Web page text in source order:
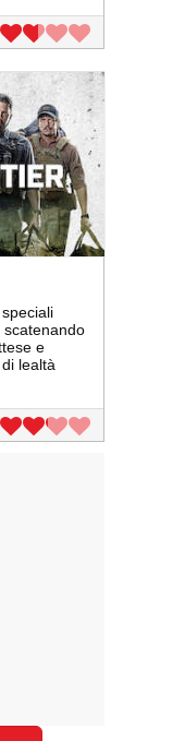
e
lealtà